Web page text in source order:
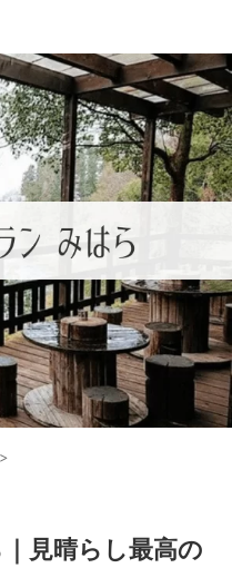
>
見晴らし最高の